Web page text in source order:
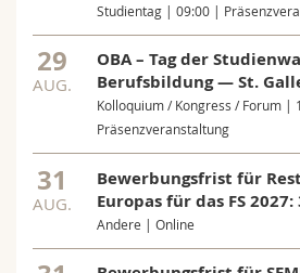
Studientag | 09:00 |
29
AUG.
OBA – Tag der
Berufsbildung — St.
Kolloquium / Kongress / Forum |
Präsenzveranstaltung
31
AUG.
Bewerbungsfrist für
Europas für das FS
Andere | Online